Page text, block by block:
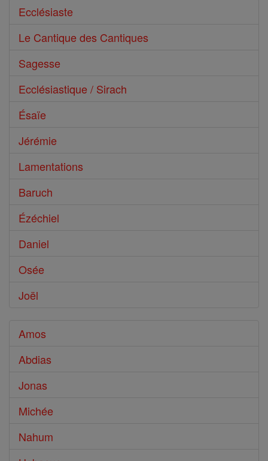
Ecclésiaste
Le Cantique des Cantiques
Sagesse
Ecclésiastique / Sirach
Ésaïe
Jérémie
Lamentations
Baruch
Ézéchiel
Daniel
Osée
Joël
Amos
Abdias
Jonas
Michée
Nahum